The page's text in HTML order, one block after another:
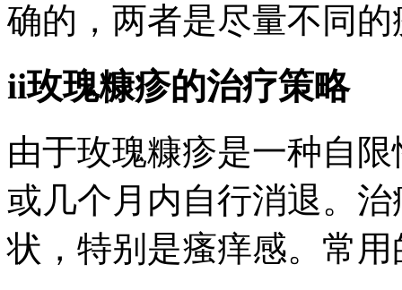
确的，两者是尽量不同的
ii玫瑰糠疹的治疗策略
由于玫瑰糠疹是一种自
或几个月内自行消退。
状，特别是瘙痒感。常